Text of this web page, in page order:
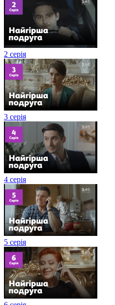
2 серія
3 серія
4 серія
5 серія